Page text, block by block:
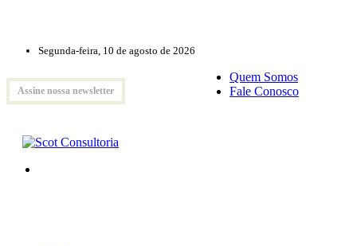
Segunda-feira, 10 de agosto de 2026
Assine nossa newsletter
Quem Somos
Fale Conosco